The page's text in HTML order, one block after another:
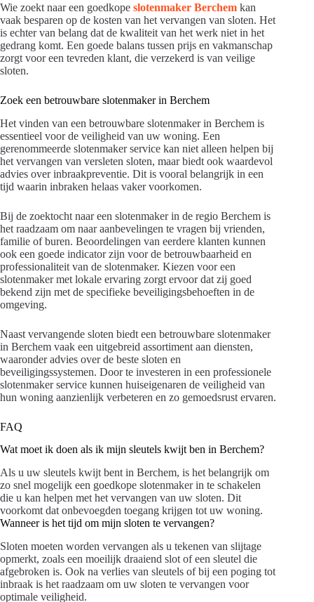
Wie zoekt naar een goedkope slotenmaker Berchem kan
vaak besparen op de kosten van het vervangen van sloten. Het
is echter van belang dat de kwaliteit van het werk niet in het
gedrang komt. Een goede balans tussen prijs en vakmanschap
zorgt voor een tevreden klant, die verzekerd is van veilige
sloten.
Zoek een betrouwbare slotenmaker in Berchem
Het vinden van een betrouwbare slotenmaker in Berchem is
essentieel voor de veiligheid van uw woning. Een
gerenommeerde slotenmaker service kan niet alleen helpen bij
het vervangen van versleten sloten, maar biedt ook waardevol
advies over inbraakpreventie. Dit is vooral belangrijk in een
tijd waarin inbraken helaas vaker voorkomen.
Bij de zoektocht naar een slotenmaker in de regio Berchem is
het raadzaam om naar aanbevelingen te vragen bij vrienden,
familie of buren. Beoordelingen van eerdere klanten kunnen
ook een goede indicator zijn voor de betrouwbaarheid en
professionaliteit van de slotenmaker. Kiezen voor een
slotenmaker met lokale ervaring zorgt ervoor dat zij goed
bekend zijn met de specifieke beveiligingsbehoeften in de
omgeving.
Naast vervangende sloten biedt een betrouwbare slotenmaker
in Berchem vaak een uitgebreid assortiment aan diensten,
waaronder advies over de beste sloten en
beveiligingssystemen. Door te investeren in een professionele
slotenmaker service kunnen huiseigenaren de veiligheid van
hun woning aanzienlijk verbeteren en zo gemoedsrust ervaren.
FAQ
Wat moet ik doen als ik mijn sleutels kwijt ben in Berchem?
Als u uw sleutels kwijt bent in Berchem, is het belangrijk om
zo snel mogelijk een goedkope slotenmaker in te schakelen
die u kan helpen met het vervangen van uw sloten. Dit
voorkomt dat onbevoegden toegang krijgen tot uw woning.
Wanneer is het tijd om mijn sloten te vervangen?
Sloten moeten worden vervangen als u tekenen van slijtage
opmerkt, zoals een moeilijk draaiend slot of een sleutel die
afgebroken is. Ook na verlies van sleutels of bij een poging tot
inbraak is het raadzaam om uw sloten te vervangen voor
optimale veiligheid.